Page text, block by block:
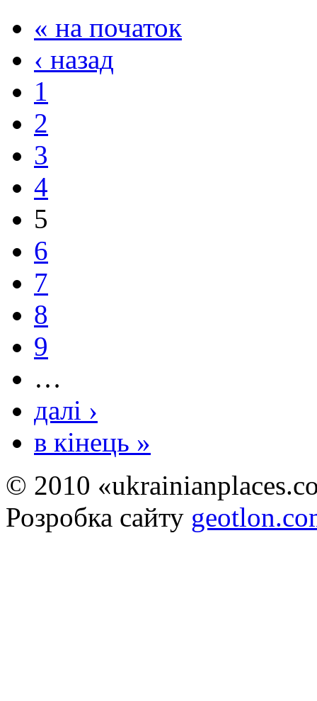
« на початок
‹ назад
1
2
3
4
5
6
7
8
9
…
далі ›
в кінець »
© 2010
Розробка сайту